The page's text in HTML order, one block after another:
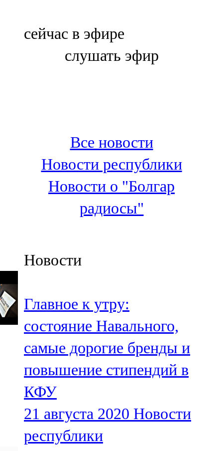
Болгар
100,3 FM
Зәй
106,6 FM
Кадыбаш
105,2 FM
91,5 FM
106,1 FM
Кама тамагы
71,51 FM
Кукмара
107,9 FM
Лениногорский
102,1 FM
сейчас в эфире
слушать эфир
Все новости
Новости республики
Новости о "Болгар
радиосы"
Новости
Главное к утру:
состояние Навального,
самые дорогие бренды и
повышение стипендий в
КФУ
21 августа 2020 Новости
республики